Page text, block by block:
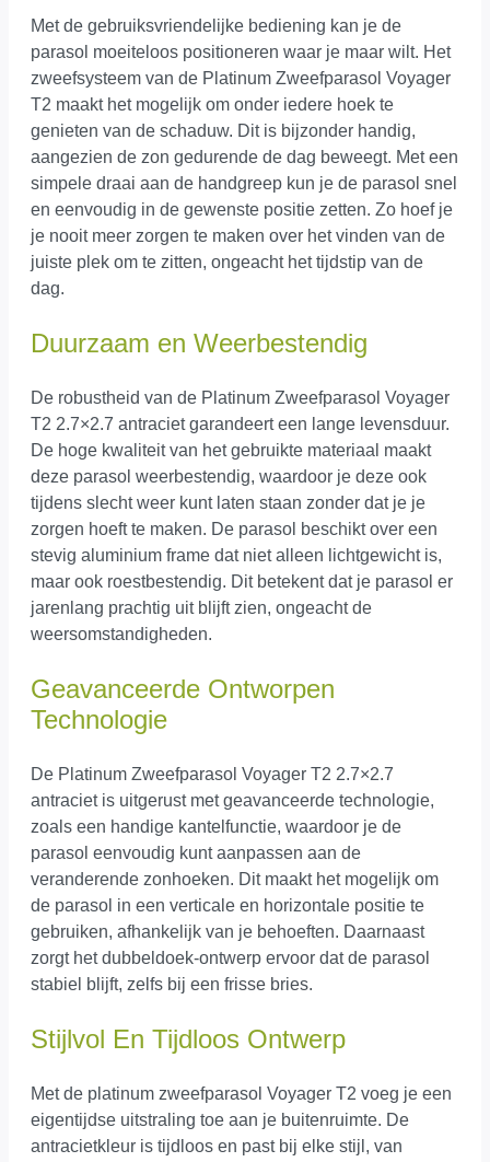
Met de gebruiksvriendelijke bediening kan je de
parasol moeiteloos positioneren waar je maar wilt. Het
zweefsysteem van de Platinum Zweefparasol Voyager
T2 maakt het mogelijk om onder iedere hoek te
genieten van de schaduw. Dit is bijzonder handig,
aangezien de zon gedurende de dag beweegt. Met een
simpele draai aan de handgreep kun je de parasol snel
en eenvoudig in de gewenste positie zetten. Zo hoef je
je nooit meer zorgen te maken over het vinden van de
juiste plek om te zitten, ongeacht het tijdstip van de
dag.
Duurzaam en Weerbestendig
De robustheid van de Platinum Zweefparasol Voyager
T2 2.7×2.7 antraciet garandeert een lange levensduur.
De hoge kwaliteit van het gebruikte materiaal maakt
deze parasol weerbestendig, waardoor je deze ook
tijdens slecht weer kunt laten staan zonder dat je je
zorgen hoeft te maken. De parasol beschikt over een
stevig aluminium frame dat niet alleen lichtgewicht is,
maar ook roestbestendig. Dit betekent dat je parasol er
jarenlang prachtig uit blijft zien, ongeacht de
weersomstandigheden.
Geavanceerde Ontworpen
Technologie
De Platinum Zweefparasol Voyager T2 2.7×2.7
antraciet is uitgerust met geavanceerde technologie,
zoals een handige kantelfunctie, waardoor je de
parasol eenvoudig kunt aanpassen aan de
veranderende zonhoeken. Dit maakt het mogelijk om
de parasol in een verticale en horizontale positie te
gebruiken, afhankelijk van je behoeften. Daarnaast
zorgt het dubbeldoek-ontwerp ervoor dat de parasol
stabiel blijft, zelfs bij een frisse bries.
Stijlvol En Tijdloos Ontwerp
Met de platinum zweefparasol Voyager T2 voeg je een
eigentijdse uitstraling toe aan je buitenruimte. De
antracietkleur is tijdloos en past bij elke stijl, van